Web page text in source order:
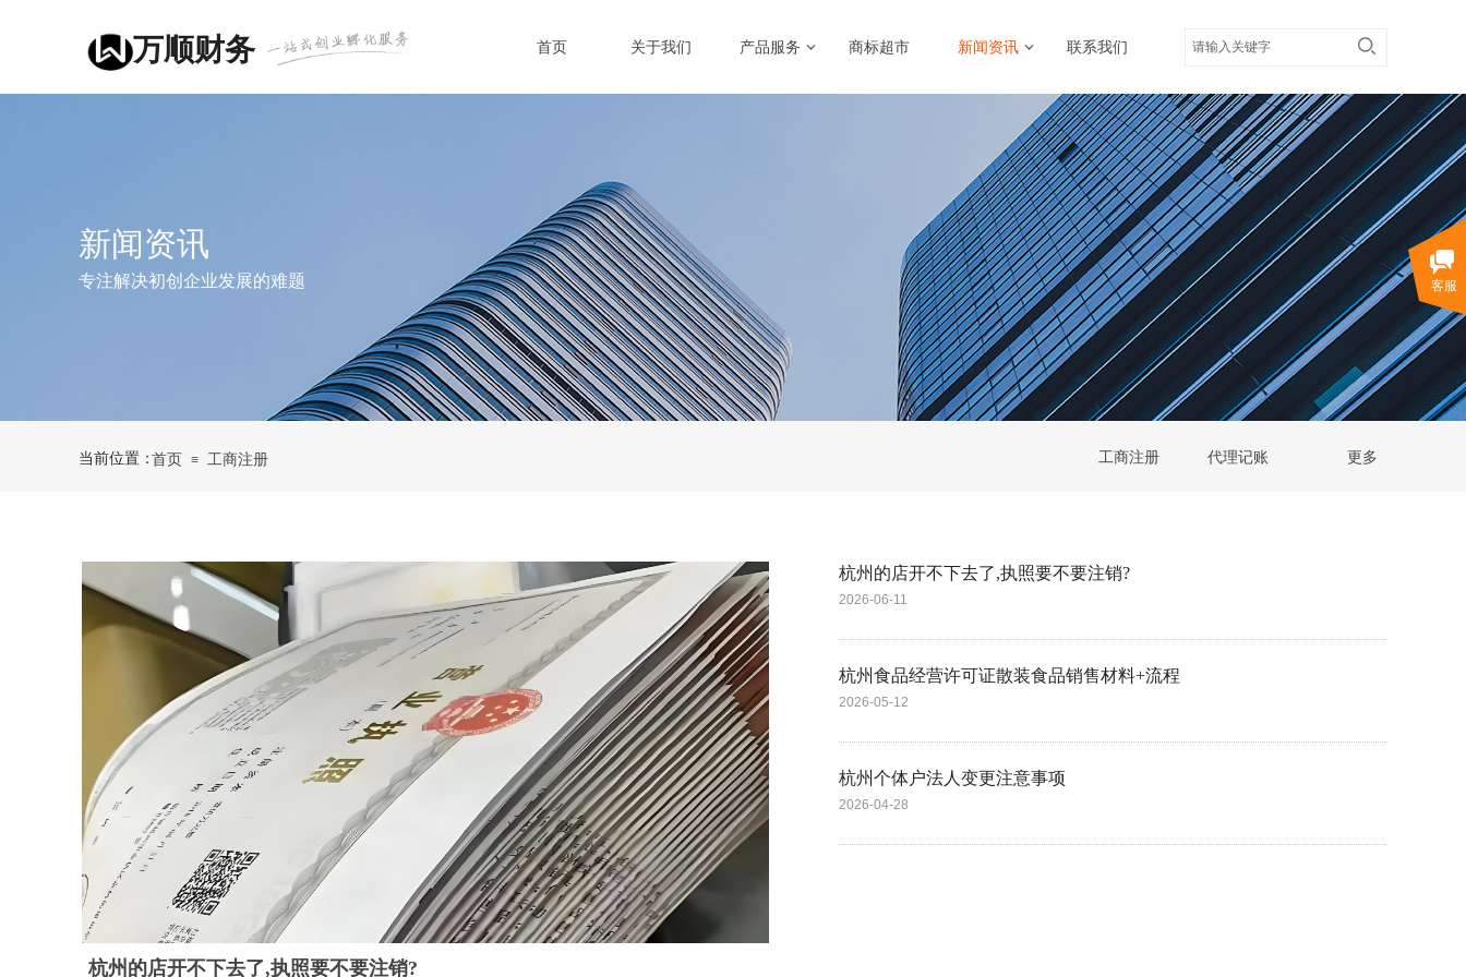
首页 关于我们 产品服务 商标超市 新闻资讯 联系我们
万顺财务
新闻资讯
专注解决初创企业发展的难题
当前位置：首页 ≡ 工商注册 工商注册 代理记账 更多
杭州的店开不下去了,执照要不要注销?
杭州的店开不下去了,执照要不要注销?
2026-06-11
杭州食品经营许可证散装食品销售材料+流程
2026-05-12
杭州个体户法人变更注意事项
2026-04-28
客服